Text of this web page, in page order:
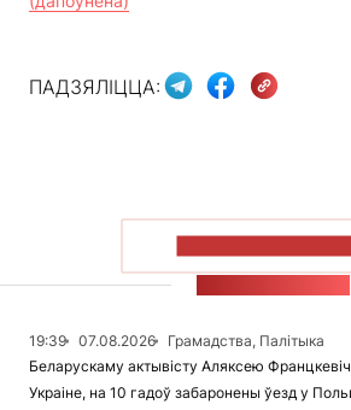
ПАДЗЯЛІЦЦА:
19:39 07.08.2026
Грамадства, Палітыка
Беларускаму актывісту Аляксею
Украіне, на 10 гадоў забаронены ўезд у